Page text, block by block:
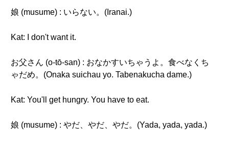
娘 (musume) : いらない。(Iranai.)
Kat: I don't want it.
お父さん (o-tō-san) : おなかすいちゃうよ。食べなくち
ゃだめ。(Onaka suichau yo. Tabenakucha dame.)
Kat: You'll get hungry. You have to eat.
娘 (musume) : やだ、やだ、やだ。(Yada, yada, yada.)